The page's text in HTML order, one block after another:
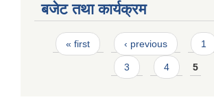
बजेट तथा कार्यक्रम
Pages
« first ‹ previous 1
3 4 5